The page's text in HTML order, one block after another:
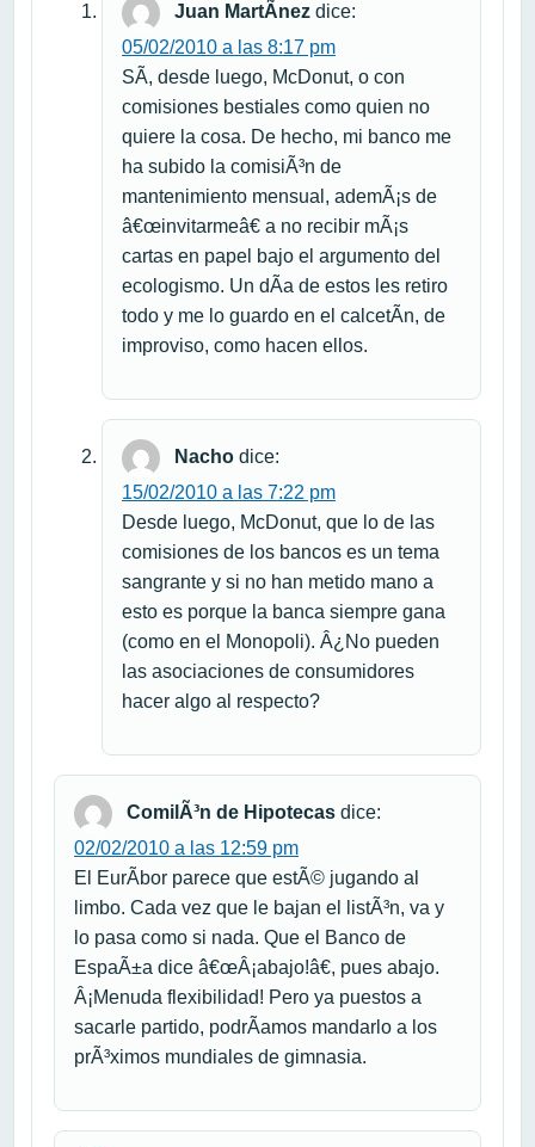
Juan MartÃ­nez dice:
05/02/2010 a las 8:17 pm
SÃ­, desde luego, McDonut, o con
comisiones bestiales como quien no
quiere la cosa. De hecho, mi banco me
ha subido la comisiÃ³n de
mantenimiento mensual, ademÃ¡s de
â€œinvitarmeâ€ a no recibir mÃ¡s
cartas en papel bajo el argumento del
ecologismo. Un dÃ­a de estos les retiro
todo y me lo guardo en el calcetÃ­n, de
improviso, como hacen ellos.
Nacho dice:
15/02/2010 a las 7:22 pm
Desde luego, McDonut, que lo de las
comisiones de los bancos es un tema
sangrante y si no han metido mano a
esto es porque la banca siempre gana
(como en el Monopoli). Â¿No pueden
las asociaciones de consumidores
hacer algo al respecto?
ComilÃ³n de Hipotecas dice:
02/02/2010 a las 12:59 pm
El EurÃ­bor parece que estÃ© jugando al
limbo. Cada vez que le bajan el listÃ³n, va y
lo pasa como si nada. Que el Banco de
EspaÃ±a dice â€œÂ¡abajo!â€, pues abajo.
Â¡Menuda flexibilidad! Pero ya puestos a
sacarle partido, podrÃ­amos mandarlo a los
prÃ³ximos mundiales de gimnasia.